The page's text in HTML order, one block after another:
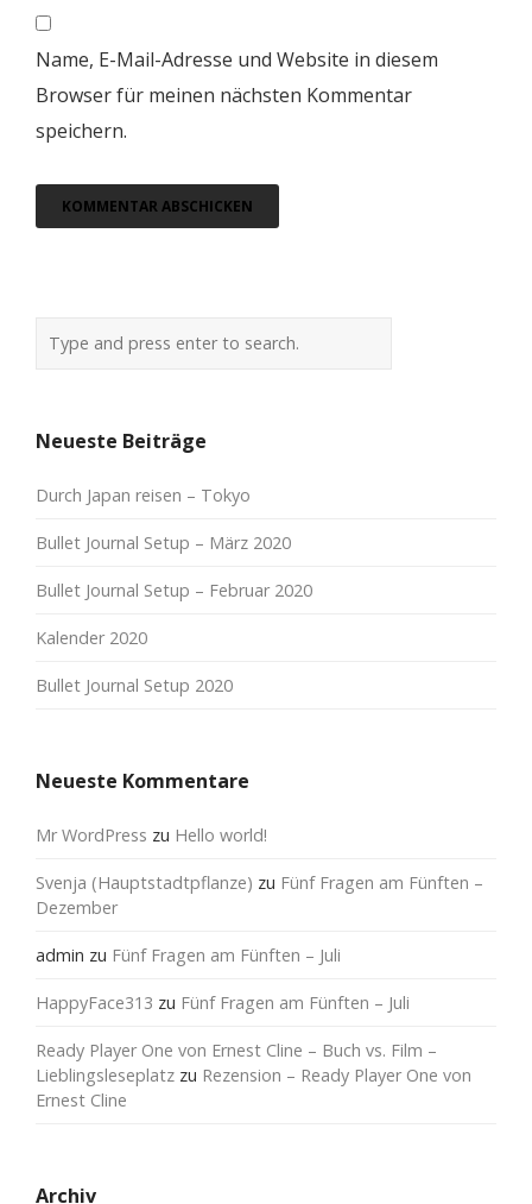
Name, E-Mail-Adresse und Website in diesem
Browser für meinen nächsten Kommentar
speichern.
Neueste Beiträge
Durch Japan reisen – Tokyo
Bullet Journal Setup – März 2020
Bullet Journal Setup – Februar 2020
Kalender 2020
Bullet Journal Setup 2020
Neueste Kommentare
Mr WordPress zu Hello world!
Svenja (Hauptstadtpflanze) zu Fünf Fragen am Fünften –
Dezember
admin zu Fünf Fragen am Fünften – Juli
HappyFace313 zu Fünf Fragen am Fünften – Juli
Ready Player One von Ernest Cline – Buch vs. Film –
Lieblingsleseplatz zu Rezension – Ready Player One von
Ernest Cline
Archiv